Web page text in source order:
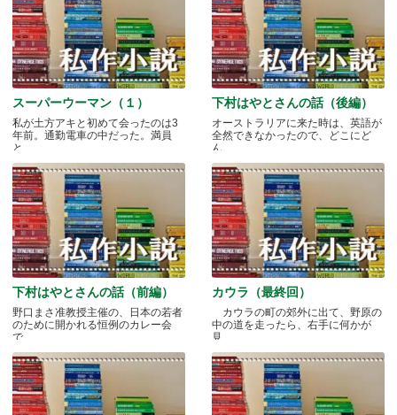
スーパーウーマン（１）
私が土方アキと初めて会ったのは3
年前。通勤電車の中だった。満員
と.....
下村はやとさんの話（後編）
オーストラリアに来た時は、英語が
全然できなかったので、どこにど
ん.....
下村はやとさんの話（前編）
野口まさ准教授主催の、日本の若者
のために開かれる恒例のカレー会
で.....
カウラ（最終回）
カウラの町の郊外に出て、野原の
中の道を走ったら、右手に何かが
見.....